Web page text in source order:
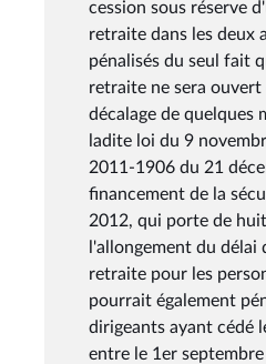
cession sous réserve
retraite dans les deux
pénalisés du seul fait
retraite ne sera ouvert
décalage de quelques
ladite loi du 9
2011-1906 du 21
financement de la
2012, qui porte de
l'allongement du délai
retraite pour les
pourrait également
dirigeants ayant cédé
entre le 1er